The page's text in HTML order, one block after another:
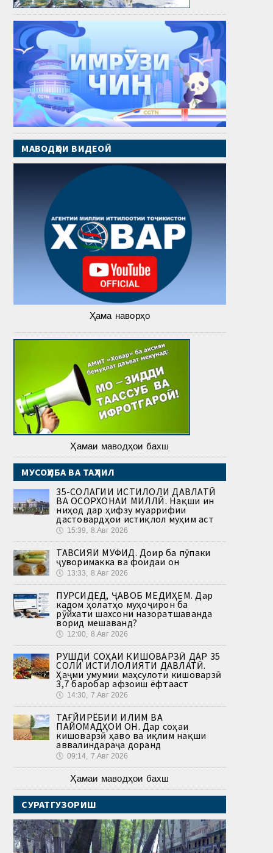
МАВОДҲОИ ВИДЕОӢ
Ҳама наворҳо
Ҳамаи маводҳои бахш
МУСОҲИБА ВА ТАҲЛИЛ
35-СОЛАГИИ ИСТИҚЛОЛИ ДАВЛАТӢ
ВА ОСОРХОНАИ МИЛЛӢ. Нақши ин
ниҳод дар ҳифзу муаррифии
дастовардҳои истиқлол муҳим аст
🕔 15:39, 8.Авг 2026
ТАВСИЯИ МУФИД. Доир ба пӯпаки
ҷуворимакка ва фоидаи он
🕔 13:33, 8.Авг 2026
ПУРСИДЕД, ҶАВОБ МЕДИҲЕМ. Дар
кадом ҳолатҳо муҳоҷирон ба
рӯйхати шахсони назоратшаванда
ворид мешаванд?
🕔 12:00, 8.Авг 2026
РУШДИ СОҲАИ КИШОВАРЗӢ ДАР 35
СОЛИ ИСТИҚЛОЛИЯТИ ДАВЛАТӢ.
Ҳаҷми умумии маҳсулоти кишоварзӣ
3,7 баробар афзоиш ёфтааст
🕔 14:30, 7.Авг 2026
ТАҒЙИРЁБИИ ИҚЛИМ ВА
ПАЙОМАДҲОИ ОН. Дар соҳаи
кишоварзӣ ҳаво ва иқлим нақши
аввалиндараҷа доранд
🕔 09:14, 7.Авг 2026
Ҳамаи маводҳои бахш
СУРАТГУЗОРИШ